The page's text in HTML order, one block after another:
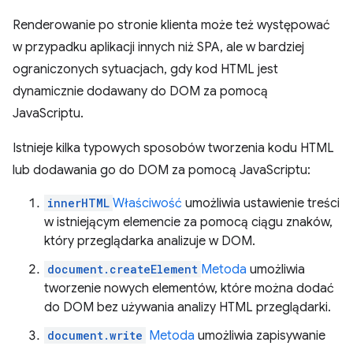
Renderowanie po stronie klienta może też występować
w przypadku aplikacji innych niż SPA, ale w bardziej
ograniczonych sytuacjach, gdy kod HTML jest
dynamicznie dodawany do DOM za pomocą
JavaScriptu.
Istnieje kilka typowych sposobów tworzenia kodu HTML
lub dodawania go do DOM za pomocą JavaScriptu:
innerHTML Właściwość umożliwia ustawienie treści
w istniejącym elemencie za pomocą ciągu znaków,
który przeglądarka analizuje w DOM.
document.createElement Metoda umożliwia
tworzenie nowych elementów, które można dodać
do DOM bez używania analizy HTML przeglądarki.
document.write Metoda umożliwia zapisywanie